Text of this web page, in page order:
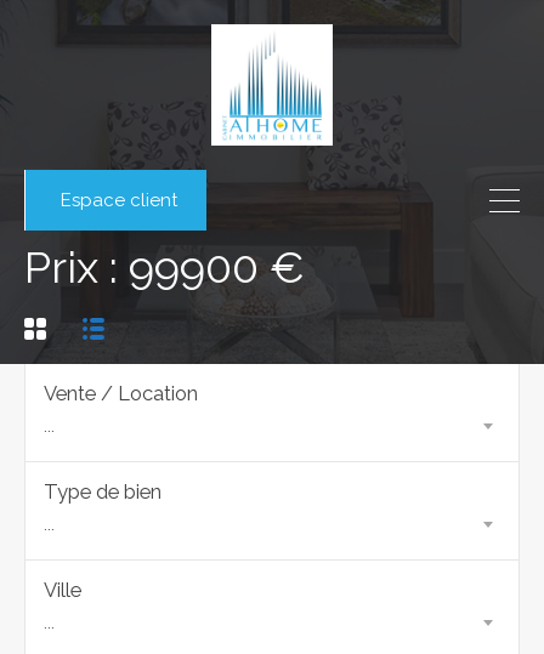
Espace client
Prix : 99900 €
Vente / Location
...
Type de bien
...
Ville
...